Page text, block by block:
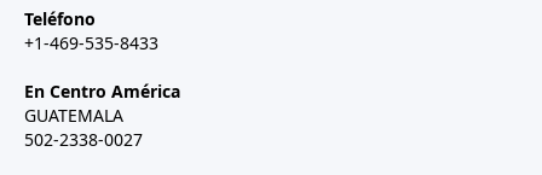
Teléfono
+1-469-535-8433
En Centro América
GUATEMALA
502-2338-0027